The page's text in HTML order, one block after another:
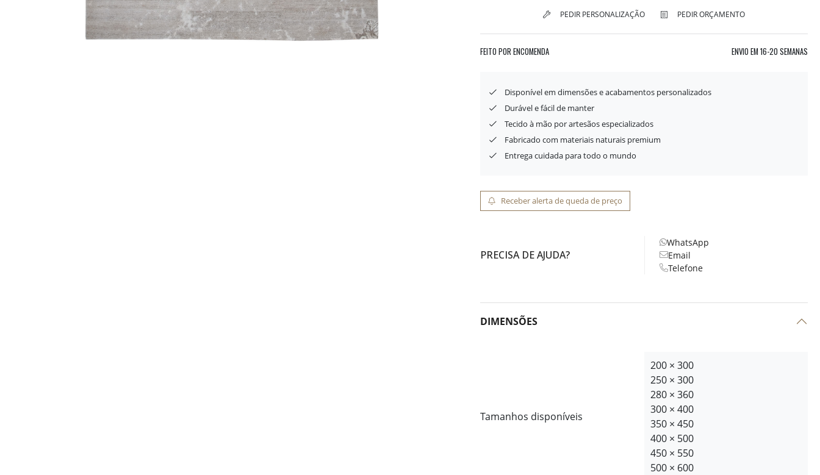
PEDIR PERSONALIZAÇÃO
PEDIR ORÇAMENTO
FEITO POR ENCOMENDA ENVIO EM 16-20 SEMANAS
Disponível em dimensões e acabamentos personalizados
Durável e fácil de manter
Tecido à mão por artesãos especializados
Fabricado com materiais naturais premium
Entrega cuidada para todo o mundo
Receber alerta de queda de preço
PRECISA DE AJUDA?
WhatsApp
Email
Telefone
DIMENSÕES
Tamanhos disponíveis
200 × 300
250 × 300
280 × 360
300 × 400
350 × 450
400 × 500
450 × 550
500 × 600